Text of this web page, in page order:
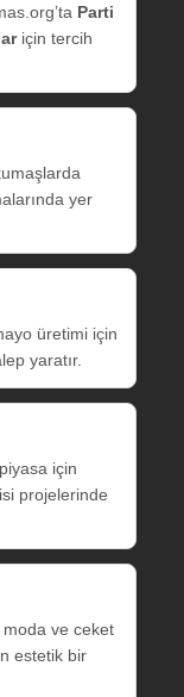
Parti
için tercih
yer
üretimi için
yaratır.
için
projelerinde
moda ve ceket
estetik bir